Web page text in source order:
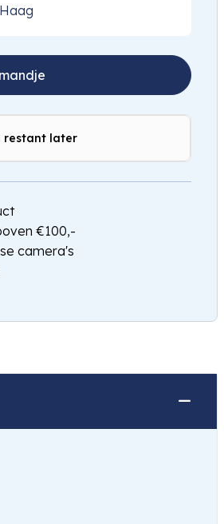
restant later
€100,-
camera's